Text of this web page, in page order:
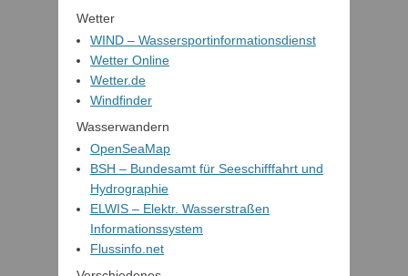
Wetter
WIND – Wassersportinformationsdienst
Wetter Online
Wetter.de
Windfinder
Wasserwandern
OpenSeaMap
BSH – Bundesamt für Seeschifffahrt und
Hydrographie
ELWIS – Elektr. Wasserstraßen
Informationssystem
Flussinfo.net